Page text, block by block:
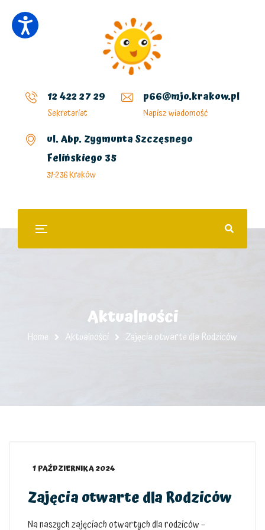
12 422 27 29
Sekretariat
p66@mjo.krakow.pl
Napisz wiadomość
ul. Abp. Zygmunta Szczęsnego
Felińskiego 35
31-236 Kraków
Aktualności
Home Aktualności Zajęcia otwarte dla Rodziców
1 PAŹDZIERNIKA 2024
Zajęcia otwarte dla Rodziców
Na naszych zajęciach otwartych dla rodziców –